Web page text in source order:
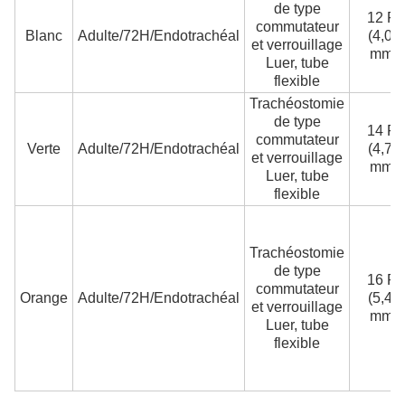
Blanc Adulte/72H/Endotrachéal
de type
commutateur
et verrouillage
Luer, tube
flexible
12 Fr
(4,05
mm)
Verte Adulte/72H/Endotrachéal
Trachéostomie
de type
commutateur
et verrouillage
Luer, tube
flexible
14 Fr
(4,75
mm)
Orange Adulte/72H/Endotrachéal
Trachéostomie
de type
commutateur
et verrouillage
Luer, tube
flexible
16 Fr
(5,45
mm)